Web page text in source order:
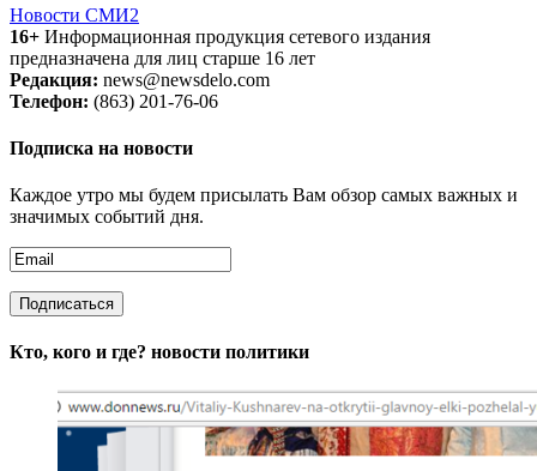
Новости СМИ2
16+ Информационная продукция сетевого издания
предназначена для лиц старше 16 лет
Редакция: news@newsdelo.com
Телефон: (863) 201-76-06
Подписка на новости
Каждое утро мы будем присылать Вам обзор самых важных и
значимых событий дня.
Кто, кого и где? новости политики